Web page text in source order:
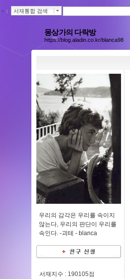
ｌ 서재통합 검색
몽상가의 다락방
https://blog.aladin.co.kr/blanca98
우리의 감각은 우리를 속이지
않는다, 우리의 판단이 우리를
속인다. -괴테 - blanca
서재지수 : 190105점